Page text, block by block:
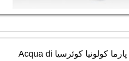
عطر ادکلن آکوا دی پارما کولونیا کوئرسیا Acqua di